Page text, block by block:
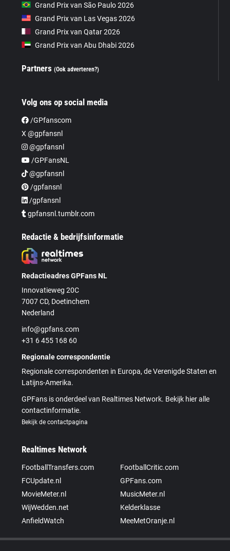
Grand Prix van São Paulo 2026
Grand Prix van Las Vegas 2026
Grand Prix van Qatar 2026
Grand Prix van Abu Dhabi 2026
Partners(Ook adverteren?)
Volg ons op social media
/GPfanscom
X @gpfansnl
@gpfansnl
/GPFansNL
@gpfansnl
/gpfansnl
/gpfansnl
gpfansnl.tumblr.com
Redactie & bedrijfsinformatie
Redactieadres GPFans NL
Innovatieweg 20C
7007 CD, Doetinchem
Nederland
info@gpfans.com
+31 6 455 168 60
Regionale correspondentie
Regionale correspondenten in Europa, de Verenigde Staten en
Latijns-Amerika.
GPFans is onderdeel van Realtimes Network. Bekijk hier alle
contactinformatie.
Bekijk de contactpagina
Realtimes Network
FootballTransfers.com
FootballCritic.com
FCUpdate.nl
GPFans.com
MovieMeter.nl
MusicMeter.nl
WijWedden.net
Kelderklasse
AnfieldWatch
MeeMetOranje.nl